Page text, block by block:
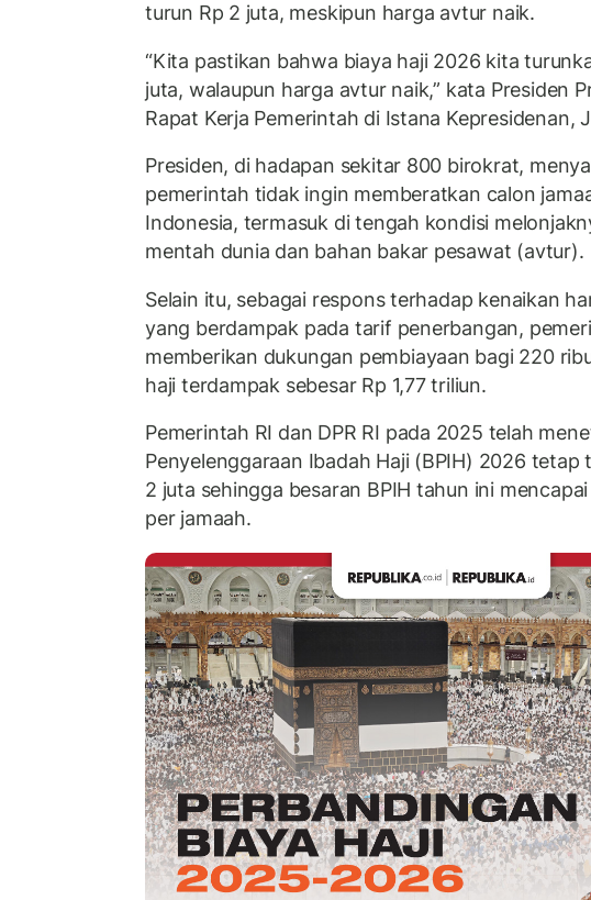
turun Rp 2 juta, meskipun harga avtur naik.
“Kita pastikan bahwa biaya haji 2026 kita
juta, walaupun harga avtur naik,” kata Presiden
Rapat Kerja Pemerintah di Istana Kepresidenan,
Presiden, di hadapan sekitar 800 birokrat,
pemerintah tidak ingin memberatkan calon
Indonesia, termasuk di tengah kondisi
mentah dunia dan bahan bakar pesawat (avtur).
Selain itu, sebagai respons terhadap kenaikan
yang berdampak pada tarif penerbangan,
memberikan dukungan pembiayaan bagi 220
haji terdampak sebesar Rp 1,77 triliun.
Pemerintah RI dan DPR RI pada 2025 telah
Penyelenggaraan Ibadah Haji (BPIH) 2026 tetap
2 juta sehingga besaran BPIH tahun ini
per jamaah.